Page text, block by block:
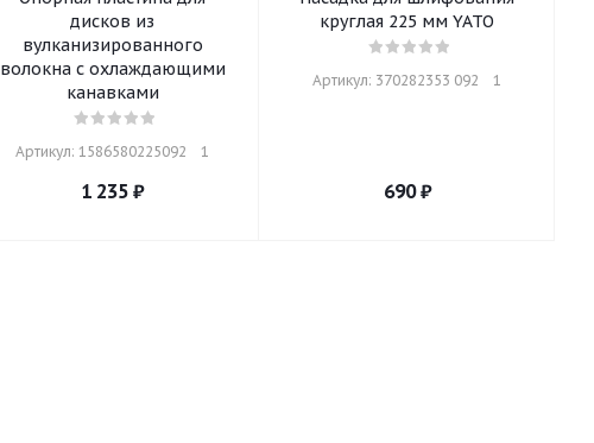
дисков из
вулканизированного
волокна с охлаждающими
канавками
Артикул: 1586580225092    1
1 235 ₽
круглая 225 мм YATO
Артикул: 370282353 092    1
690₽